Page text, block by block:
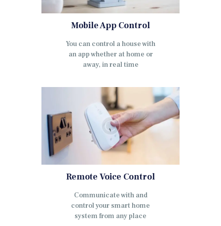
Mobile App Control
You can control a house with
an app whether at home or
away, in real time
Remote Voice Control
Communicate with and
control your smart home
system from any place